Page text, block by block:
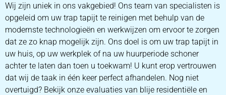
Wij zijn uniek in ons vakgebied! Ons team van specialisten is
opgeleid om uw trap tapijt te reinigen met behulp van de
modernste technologieën en werkwijzen om ervoor te zorgen
dat ze zo knap mogelijk zijn. Ons doel is om uw trap tapijt in
uw huis, op uw werkplek of na uw huurperiode schoner
achter te laten dan toen u toekwam! U kunt erop vertrouwen
dat wij de taak in één keer perfect afhandelen. Nog niet
overtuigd? Bekijk onze evaluaties van blije residentiële en